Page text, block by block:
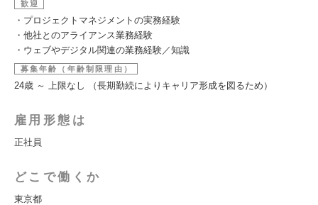
歓迎
・プロジェクトマネジメントの実務経験
・他社とのアライアンス業務経験
・ウェブやデジタル関連の業務経験／知識
募集年齢（年齢制限理由）
24歳 ～ 上限なし （長期勤続によりキャリア形成を図るため）
雇用形態は
正社員
どこで働くか
東京都